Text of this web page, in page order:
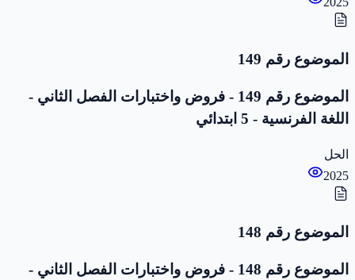
الموضوع رقم 149
الموضوع رقم 149 - فروض واختبارات الفصل الثاني -
اللغة الفرنسية - 5 ابتدائي
الحل
2025
الموضوع رقم 148
الموضوع رقم 148 - فروض واختبارات الفصل الثاني -